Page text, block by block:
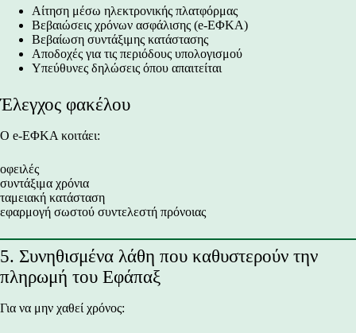
Αίτηση μέσω ηλεκτρονικής πλατφόρμας
Βεβαιώσεις χρόνων ασφάλισης (e-ΕΦΚΑ)
Βεβαίωση συντάξιμης κατάστασης
Αποδοχές για τις περιόδους υπολογισμού
Υπεύθυνες δηλώσεις όπου απαιτείται
Έλεγχος φακέλου
Ο e-ΕΦΚΑ κοιτάει:
οφειλές
συντάξιμα χρόνια
ταμειακή κατάσταση
εφαρμογή σωστού συντελεστή πρόνοιας
5. Συνηθισμένα λάθη που καθυστερούν την
πληρωμή του Εφάπαξ
Για να μην χαθεί χρόνος: